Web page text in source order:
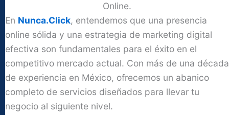
Online.
En Nunca.Click, entendemos que una presencia
online sólida y una estrategia de marketing digital
efectiva son fundamentales para el éxito en el
competitivo mercado actual. Con más de una década
de experiencia en México, ofrecemos un abanico
completo de servicios diseñados para llevar tu
negocio al siguiente nivel.